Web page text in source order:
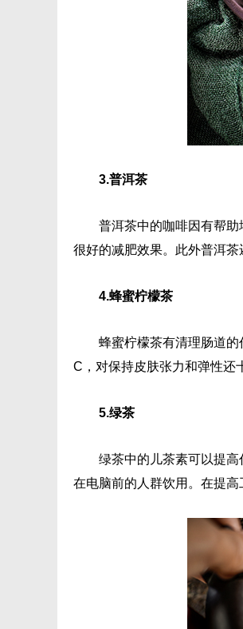
3.普洱茶
普洱茶中的咖啡因有帮
很好的减肥效果。此外普洱茶
4.蜂蜜柠檬茶
蜂蜜柠檬茶有清理肠道
C，对保持皮肤张力和弹性还
5.绿茶
绿茶中的儿茶素可以提
在电脑前的人群饮用。在提高